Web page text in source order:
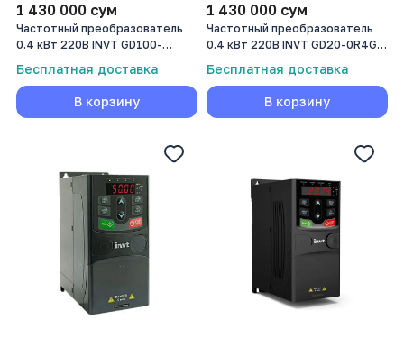
1 430 000сум
Частотный преобразователь
0.4 кВт 220В INVT GD100-
Бесплатная доставка
В корзину
1 430 000 сум
Частотный преобразователь
0.4 кВт 220В INVT GD20-0R4G-
Бесплатная доставка
В корзину